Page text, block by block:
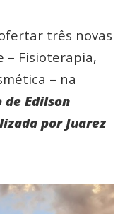
três novas
– Fisioterapia,
– na
de Edilson
por Juarez